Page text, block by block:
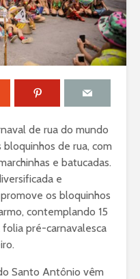
de rua do mundo
de rua, com
e batucadas.
e
os bloquinhos
contemplando 15
pré-carnavalesca
Santo Antônio vêm